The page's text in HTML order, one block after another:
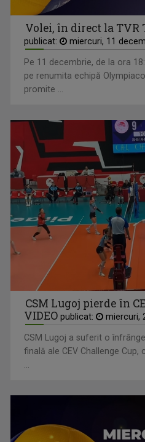
Volei, în direct la TVR
publicat: miercuri, 11
Pe 11 decembrie, de la ora
pe renumita echipă
promite ...
CSM Lugoj pierde în
VIDEO publicat: miercuri,
CSM Lugoj a suferit o
finală ale CEV Challenge